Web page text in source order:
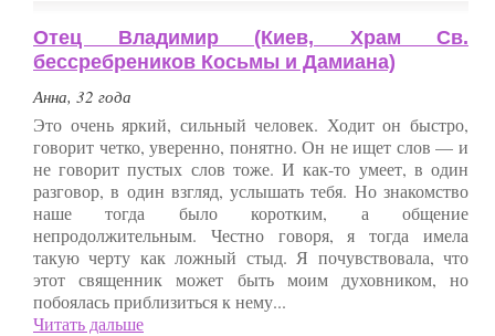
Отец Владимир (Киев, Храм Св.
бессребреников Косьмы и Дамиана)
Анна, 32 года
Это очень яркий, сильный человек. Ходит он быстро,
говорит четко, уверенно, понятно. Он не ищет слов — и
не говорит пустых слов тоже. И как-то умеет, в один
разговор, в один взгляд, услышать тебя. Но знакомство
наше тогда было коротким, а общение
непродолжительным. Честно говоря, я тогда имела
такую черту как ложный стыд. Я почувствовала, что
этот священник может быть моим духовником, но
побоялась приблизиться к нему...
Читать дальше